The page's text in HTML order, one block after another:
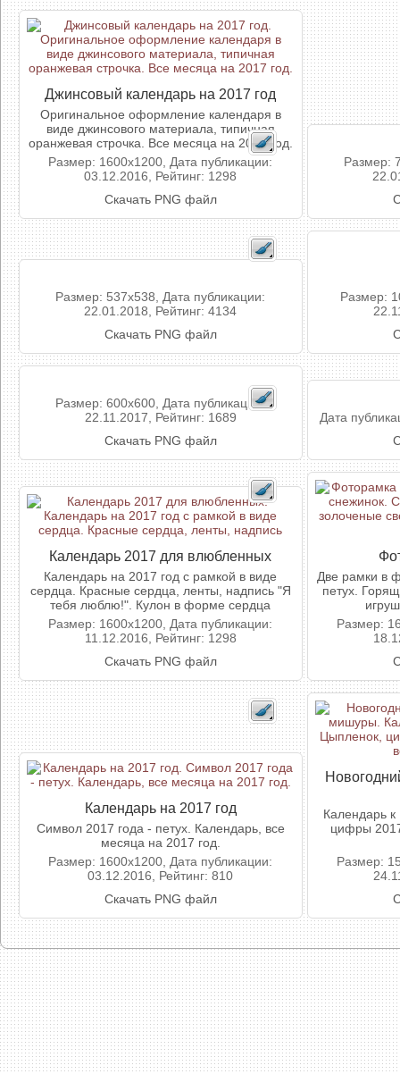
Джинсовый календарь на 2017 год
Оригинальное оформление календаря в
виде джинсового материала, типичная
оранжевая строчка. Все месяца на 2017 год.
Размер: 1600x1200, Дата публикации:
03.12.2016, Рейтинг: 1298
Скачать PNG файл
Размер:
Размер: 537x538, Дата публикации:
22.01.2018, Рейтинг: 4134
Скачать PNG файл
Размер:
Размер: 600x600, Дата публикации:
22.11.2017, Рейтинг: 1689
Скачать PNG файл
Дата
Календарь 2017 для влюбленных
Календарь на 2017 год с рамкой в виде
сердца. Красные сердца, ленты, надпись "Я
тебя люблю!". Кулон в форме сердца
Размер: 1600x1200, Дата публикации:
11.12.2016, Рейтинг: 1298
Скачать PNG файл
Две рамки в
петух.
Размер:
Календарь на 2017 год
Символ 2017 года - петух. Календарь, все
месяца на 2017 год.
Размер: 1600x1200, Дата публикации:
03.12.2016, Рейтинг: 810
Скачать PNG файл
Календарь
цифры
Размер: